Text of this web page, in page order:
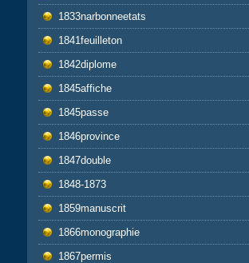
1833narbonneetats
1841feuilleton
1842diplome
1845affiche
1845passe
1846province
1847double
1848-1873
1859manuscrit
1866monographie
1867permis